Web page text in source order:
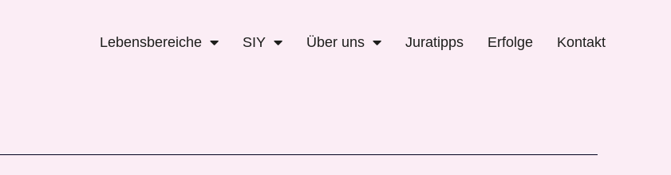
Lebensbereiche SIY Über uns Juratipps Erfolge Kontakt